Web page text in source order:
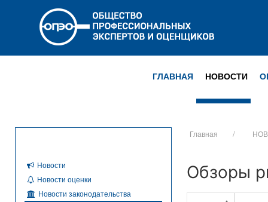
ГЛАВНАЯ НОВОСТИ
Новости
Новости оценки
Новости законодательства
Главная
Обзоры